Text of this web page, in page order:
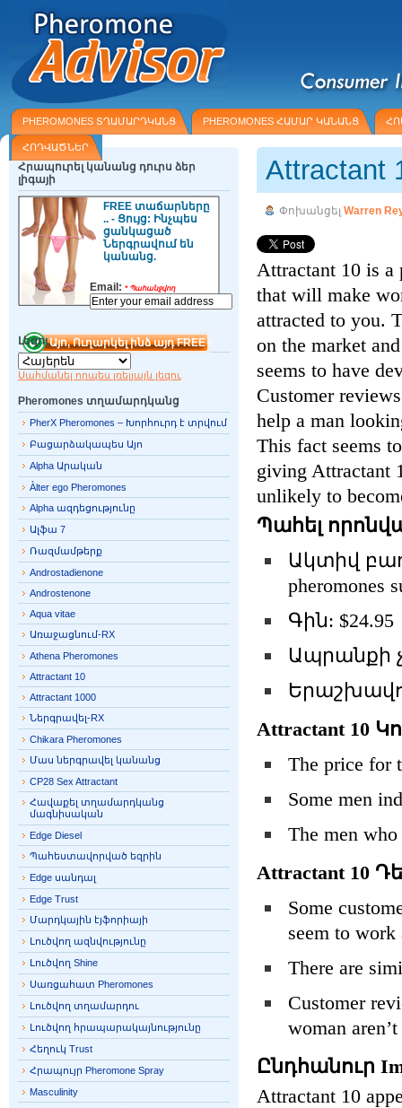
PHEROMONES ՏՂԱՄԱՐԴԿԱՆՑ PHEROMONES ՀԱՄԱՐ ԿԱՆԱՆՑ
ՀՈԴՎԱԾՆԵՐ
Attractant
Փոխանցել Warren
Attractant 10 is a
that will make
attracted to you.
on the market
seems to have
Customer
help a man
This fact seems
giving Attractant
unlikely to
Պահել
Ակտիվ
pheromones
Գին: $24.95
Ապրանքի
Attractant 10
The price for
Some men
The men
Attractant 10
Some
seem to work
There are
Customer
woman
Ընդհանուր
Attractant 10
Հրապուրել կանանց դուրս ձեր
լիգայի
FREE տաճարները
.. - Ցույց: Ինչպես
ցանկացած
Ներգրավում են
կանանց.
Email: *Պահանջվող
Լեզու
Սահմանել որպես լռելյայն լեզու
Pheromones տղամարդկանց
PherX Pheromones – Խորհուրդ է տրվում
Բացարձակապես Այո
Alpha Արական
Àlter ego Pheromones
Alpha ազդեցությունը
Ալֆա 7
Ռազմամթերք
Androstadienone
Androstenone
Aqua vitae
Առաջացնում-RX
Athena Pheromones
Attractant 10
Attractant 1000
Ներգրավել-RX
Chikara Pheromones
Մաս ներգրավել կանանց
CP28 Sex Attractant
Հավաքել տղամարդկանց
մագնիսական
Edge Diesel
Պահեստավորված եզրին
Edge սանդալ
Edge Trust
Մարդկային էյֆորիայի
Լուծվող ազնվությունը
Լուծվող Shine
Սառցահատ Pheromones
Լուծվող տղամարդու
Լուծվող հրապարակայնությունը
Հեղուկ Trust
Հրապույր Pheromone Spray
Masculinity